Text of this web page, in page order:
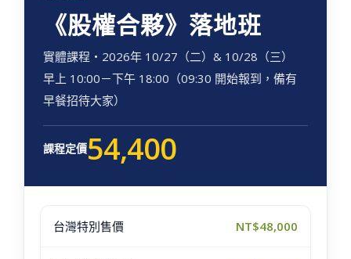
《股權合夥》落地班
實體課程・2026年 10/27（二）& 10/28（三）
早上 10:00－下午 18:00（09:30 開始報到，備有
早餐招待大家）
課程定價54,400
台灣特別售價 NT$48,000